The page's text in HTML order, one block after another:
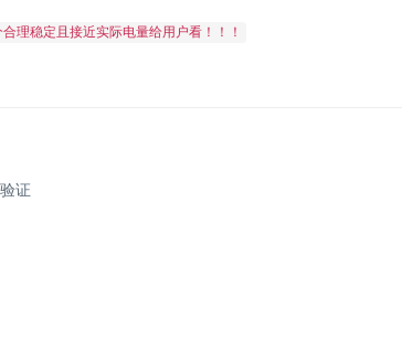
理稳定且接近实际电量给用户看！！！
证